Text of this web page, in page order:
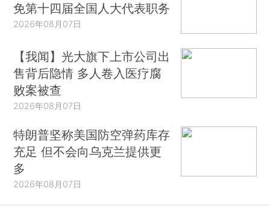
免第十四届全国人大代表职务
2026年08月07日
【我闻】光大旗下上市公司出
售背后隐情 多人卷入医疗腐
败案被查
2026年08月07日
特朗普坚称美国防空弹药库存
充足 但不会向乌克兰提供更
多
2026年08月07日